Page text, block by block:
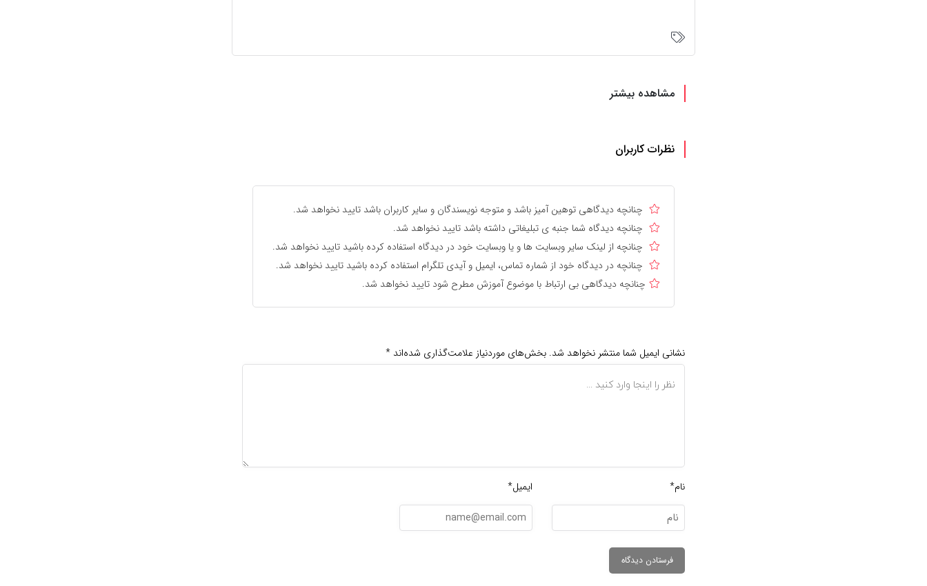
مشاهده بیشتر
نظرات کاربران
چنانچه دیدگاهی توهین آمیز باشد و متوجه نویسندگان و سایر کاربران باشد تایید نخواهد شد.
چنانچه دیدگاه شما جنبه ی تبلیغاتی داشته باشد تایید نخواهد شد.
چنانچه از لینک سایر وبسایت ها و یا وبسایت خود در دیدگاه استفاده کرده باشید تایید نخواهد شد.
چنانچه در دیدگاه خود از شماره تماس، ایمیل و آیدی تلگرام استفاده کرده باشید تایید نخواهد شد.
چنانچه دیدگاهی بی ارتباط با موضوع آموزش مطرح شود تایید نخواهد شد.
نشانی ایمیل شما منتشر نخواهد شد. بخش‌های موردنیاز علامت‌گذاری شده‌اند *
نام* ایمیل*